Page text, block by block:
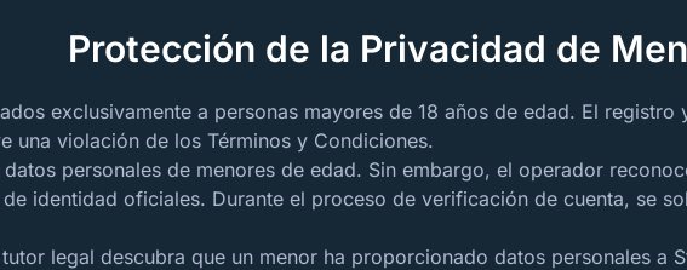
Protección de la Privacidad de
exclusivamente a personas mayores de 18 años de edad. El
una violación de los Términos y Condiciones.
personales de menores de edad. Sin embargo, el operador
identidad oficiales. Durante el proceso de verificación de cuenta, se
legal descubra que un menor ha proporcionado datos personales a